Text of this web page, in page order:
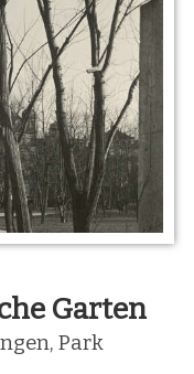
Garten
Park